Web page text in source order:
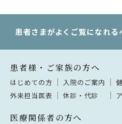
患者さまがよくご覧になれる
患者様・ご家族の方へ
はじめての方 入院のご案内
外来担当医表
休診・代診
医療関係者の方へ